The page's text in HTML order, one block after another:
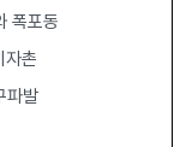
폭포동
촌
파발